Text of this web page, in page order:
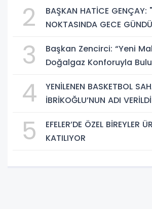
2
BAŞKAN HATİCE GENÇAY:
NOKTASINDA GECE
3
Başkan Zencirci: “Yeni
Doğalgaz Konforuyla
4
YENİLENEN BASKETBOL
İBRİKOĞLU’NUN ADI VERİLDİ
5
EFELER’DE ÖZEL BİREYLER
KATILIYOR